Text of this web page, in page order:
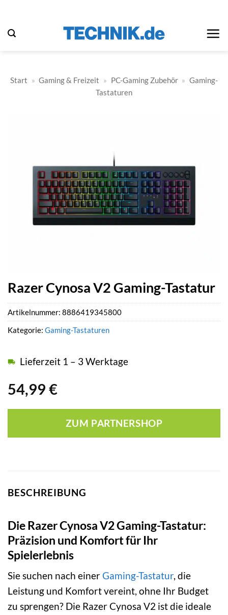
springen
Start » Gaming & Freizeit » PC-Gaming Zubehör » Gaming-
Tastaturen
Razer Cynosa V2 Gaming-Tastatur
54,99 €
Lieferzeit 1 – 3 Werktage
ZUM PARTNERSHOP
Artikelnummer: 8886419345800
Kategorie: Gaming-Tastaturen
BESCHREIBUNG
Die Razer Cynosa V2 Gaming-Tastatur:
Präzision und Komfort für Ihr
Spielerlebnis
Sie suchen nach einer Gaming-Tastatur, die
Leistung und Komfort vereint, ohne Ihr Budget
zu sprengen? Die Razer Cynosa V2 ist die ideale